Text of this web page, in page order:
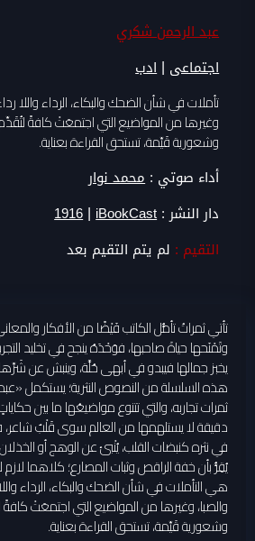
عبد الرحمن شكري
اجتماعى |ادب
تأملات في شأن الضحك والبكاء، الرداء واللا
وغيرها من المواضيع التي اجتمعَتْ كافةً
وشعورية قَيِّمة، تستحق القراءة بعناية.
أداء صوتي :محمد نوار
دار النشر :iBookCast
|
1916
التقيم : لم يتم التقيم بعد
تأتي ثمراتُ تأمُّل الكاتب فَيْضًا من الأفكار
وتَمْنَحها حياةَ صاحبها، فوَحْدَهُ ينجح في تخليد
يخبز جمالها فيبدو في أبهى حُلَّة، وينبش عن
هذه السلسلة من النصوص النثرية؛ يستكمل
ثمرات تجاربه، والتي تتنوع مواضيعُها ما بين
دقيقة لا يستلهمها من العالم سوى قَلْبٌ
في نثره كنبضات القلب، يُنْبئ عن الوهج أو
يُقِرُّ بأن خفة الراقص وثبات المصارع؛ كلاهما لازم
هي التأملات في شأن الضحك والبكاء، الرداء
والصبا، وغيرها من المواضيع التي اجتمعَتْ
وشعورية قَيِّمة، تستحق القراءة بعناية.